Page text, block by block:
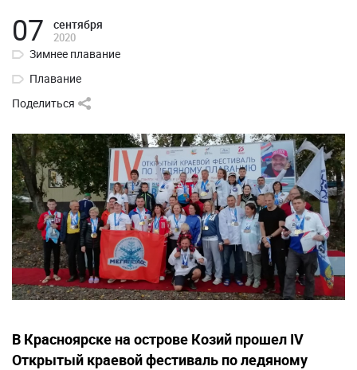
07 сентября
2020
Зимнее плавание
Плавание
Поделиться
В Красноярске на острове Козий прошел IV
Открытый краевой фестиваль по ледяному